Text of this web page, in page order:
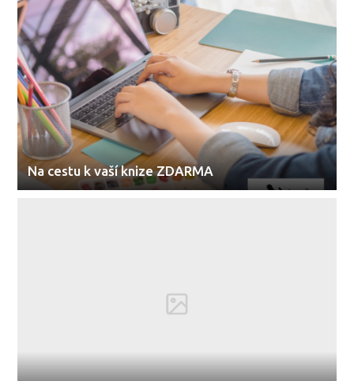
Na cestu k vaší knize ZDARMA